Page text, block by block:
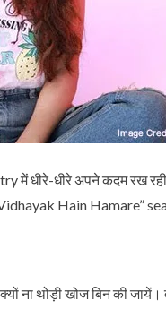
में धीरे-धीरे अपने कदम रख
Hain Hamare”
ना थोड़ी खोज बिन की